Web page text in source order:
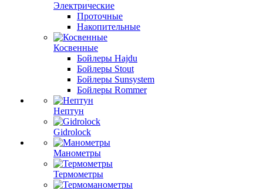
Электрические
Проточные
Накопительные
Косвенные
Бойлеры Hajdu
Бойлеры Stout
Бойлеры Sunsystem
Бойлеры Rommer
Нептун
Gidrolock
Манометры
Термометры